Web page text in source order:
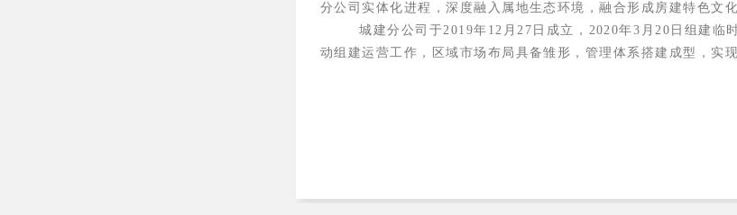
分公司实体化进程，深度融入属地生态环境，融合形成房建特色文
城建分公司于2019年12月27日成立，2020年3月20日组建临
动组建运营工作，区域市场布局具备雏形，管理体系搭建成型，实